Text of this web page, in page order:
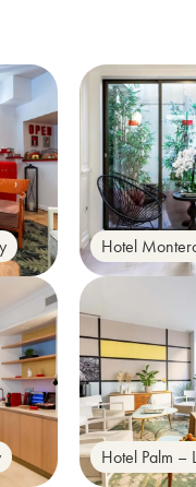
Hotel
Hotel Palm –